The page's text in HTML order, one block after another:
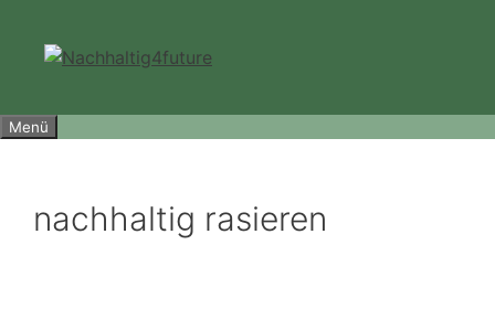
springen
Menü
nachhaltig rasieren